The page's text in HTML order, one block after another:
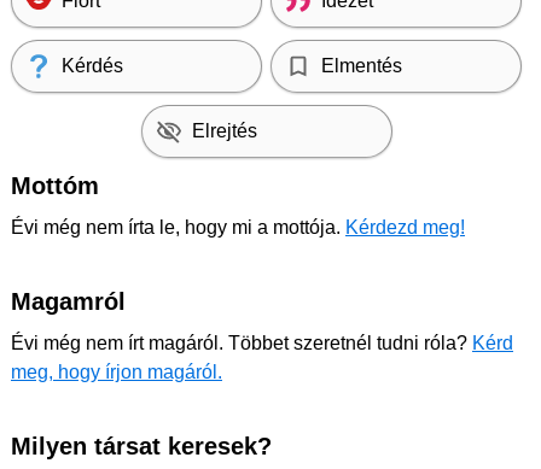
Kérdés Elmentés
Elrejtés
Mottóm
Évi még nem írta le, hogy mi a mottója. Kérdezd meg!
Magamról
Évi még nem írt magáról. Többet szeretnél tudni róla? Kérd
meg, hogy írjon magáról.
Milyen társat keresek?